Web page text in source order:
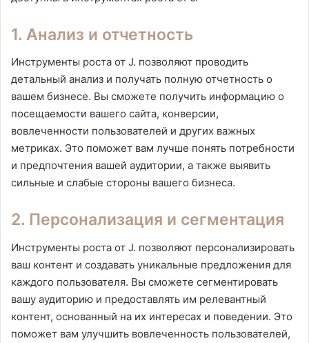
1. Анализ и отчетность
Инструменты роста от J. позволяют проводить
детальный анализ и получать полную отчетность о
вашем бизнесе. Вы сможете получить информацию о
посещаемости вашего сайта, конверсии,
вовлеченности пользователей и других важных
метриках. Это поможет вам лучше понять потребности
и предпочтения вашей аудитории, а также выявить
сильные и слабые стороны вашего бизнеса.
2. Персонализация и сегментация
Инструменты роста от J. позволяют персонализировать
ваш контент и создавать уникальные предложения для
каждого пользователя. Вы сможете сегментировать
вашу аудиторию и предоставлять им релевантный
контент, основанный на их интересах и поведении. Это
поможет вам улучшить вовлеченность пользователей,